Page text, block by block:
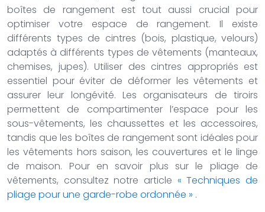
boîtes de rangement est tout aussi crucial pour
optimiser votre espace de rangement. Il existe
différents types de cintres (bois, plastique, velours)
adaptés à différents types de vêtements (manteaux,
chemises, jupes). Utiliser des cintres appropriés est
essentiel pour éviter de déformer les vêtements et
assurer leur longévité. Les organisateurs de tiroirs
permettent de compartimenter l’espace pour les
sous-vêtements, les chaussettes et les accessoires,
tandis que les boîtes de rangement sont idéales pour
les vêtements hors saison, les couvertures et le linge
de maison. Pour en savoir plus sur le pliage de
vêtements, consultez notre article « Techniques de
pliage pour une garde-robe ordonnée » .